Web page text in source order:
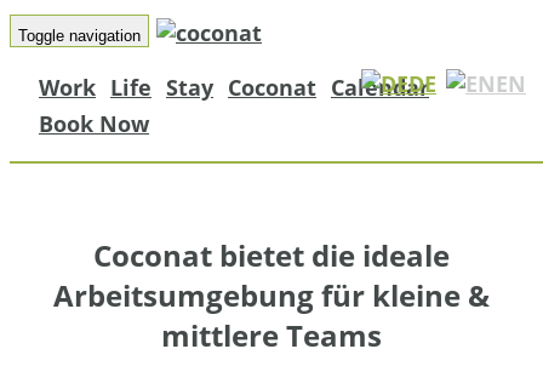
Toggle navigation
Work Life Stay Coconat Calendar
Book Now
DE EN
Für Teams
Inspiration finden, konzentriert
Freundschaften knüpfen
Coconat bietet die ideale
Arbeitsumgebung für kleine &
mittlere Teams